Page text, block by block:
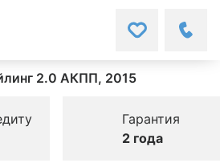
2.0 АКПП, 2015
Гарантия
2 года